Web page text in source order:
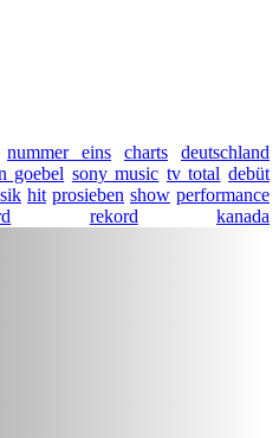
nummer eins charts
deutschland
goebel sony music tv total debüt
hit prosieben show performance
rekord kanada